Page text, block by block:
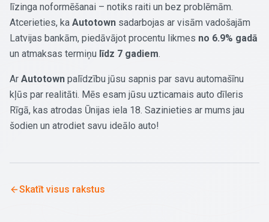
līzinga noformēšanai – notiks raiti un bez problēmām.
Atcerieties, ka Autotown sadarbojas ar visām vadošajām
Latvijas bankām, piedāvājot procentu likmes no 6.9% gadā
un atmaksas termiņu līdz 7 gadiem.
Ar Autotown palīdzību jūsu sapnis par savu automašīnu
kļūs par realitāti. Mēs esam jūsu uzticamais auto dīleris
Rīgā, kas atrodas Ūnijas iela 18. Sazinieties ar mums jau
šodien un atrodiet savu ideālo auto!
Skatīt visus rakstus